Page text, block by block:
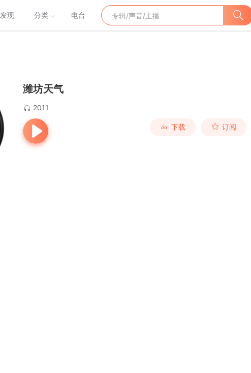
发现 分类 电台
潍坊天气
2011
下载 订阅